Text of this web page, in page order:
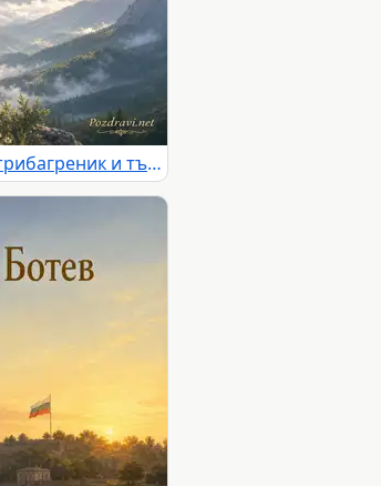
България помни Христо Ботев с венец, трибагреник и тържествен планински пейзаж